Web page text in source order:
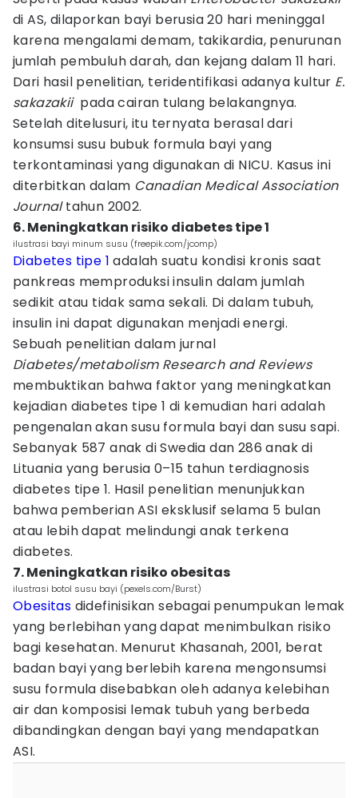
di AS, dilaporkan bayi berusia 20 hari meninggal
karena mengalami demam, takikardia, penurunan
jumlah pembuluh darah, dan kejang dalam 11 hari.
Dari hasil penelitian, teridentifikasi adanya kultur E.
sakazakiipada cairan tulang belakangnya.
Setelah ditelusuri, itu ternyata berasal dari
konsumsi susu bubuk formula bayi yang
terkontaminasi yang digunakan di NICU. Kasus ini
diterbitkan dalam Canadian Medical Association
Journaltahun 2002.
6. Meningkatkan risiko diabetes tipe 1
ilustrasi bayi minum susu (freepik.com/jcomp)
Diabetes tipe 1 adalah suatu kondisi kronis saat
pankreas memproduksi insulin dalam jumlah
sedikit atau tidak sama sekali. Di dalam tubuh,
insulin ini dapat digunakan menjadi energi.
Sebuah penelitian dalam jurnal
Diabetes/metabolism Research andReviews
membuktikan bahwa faktor yang meningkatkan
kejadian diabetes tipe 1 di kemudian hari adalah
pengenalan akan susu formula bayi dan susu sapi.
Sebanyak 587 anak di Swedia dan 286 anak di
Lituania yang berusia 0–15 tahun terdiagnosis
diabetes tipe 1. Hasil penelitian menunjukkan
bahwa pemberian ASI eksklusif selama 5 bulan
atau lebih dapat melindungi anak terkena
diabetes.
7. Meningkatkan risiko obesitas
ilustrasi botol susu bayi (pexels.com/Burst)
Obesitas didefinisikan sebagai penumpukan lemak
yang berlebihan yang dapat menimbulkan risiko
bagi kesehatan. Menurut Khasanah, 2001, berat
badan bayi yang berlebih karena mengonsumsi
susu formula disebabkan oleh adanya kelebihan
air dan komposisi lemak tubuh yang berbeda
dibandingkan dengan bayi yang mendapatkan
ASI.